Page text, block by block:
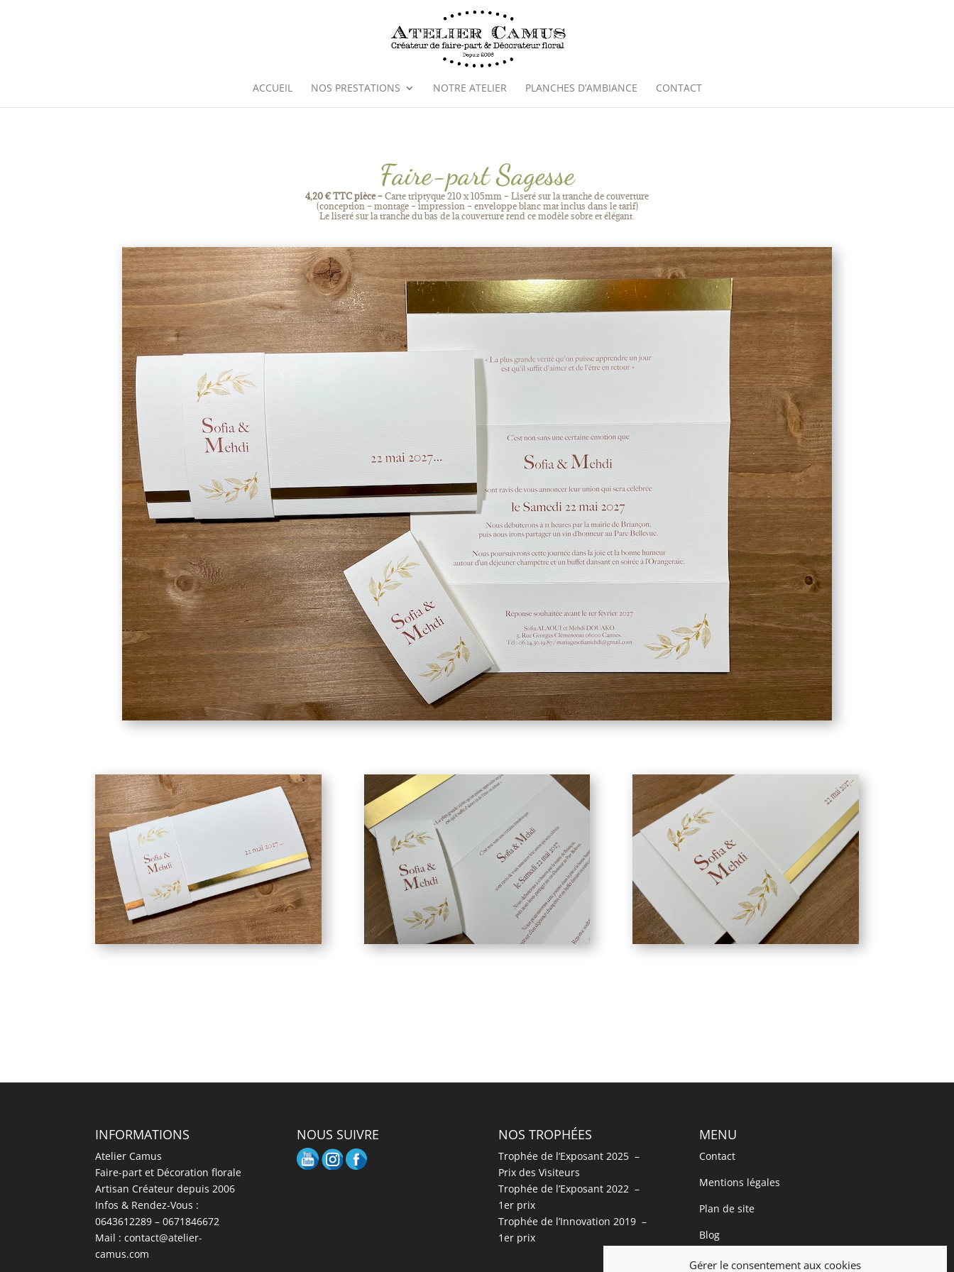
Gérer le consentement aux cookies
ACCUEIL NOS PRESTATIONS NOTRE ATELIER PLANCHES D’AMBIANCE CONTACT
Faire-part Sagesse
4,20 € TTC pièce –Carte triptyque 210 x 105mm – Liseré sur la tranche de couverture
(conception – montage – impression – enveloppe blanc mat inclus dans le tarif)
Le liseré sur la tranche du bas de la couverture rend ce modèle sobre et élégant.
INFORMATIONS
Atelier Camus
Faire-part et Décoration florale
Artisan Créateur depuis 2006
Infos & Rendez-Vous :
0643612289 – 0671846672
Mail : contact@atelier-
camus.com
NOUS SUIVRE NOS TROPHÉES
Trophée de l’Exposant 2025 –
Prix des Visiteurs
Trophée de l’Exposant 2022 –
1er prix
Trophée de l’Innovation 2019 –
1er prix
MENU
Contact
Mentions légales
Plan de site
Blog
Accès VIP